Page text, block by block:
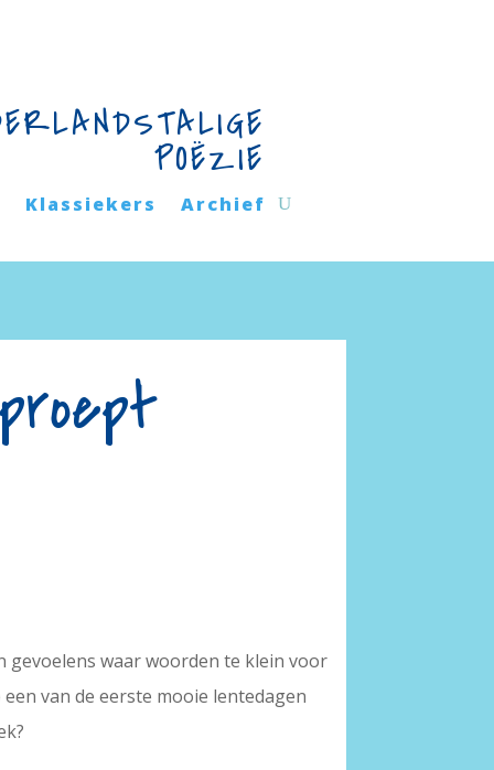
POËZIE
Klassiekers Archief
gevoelens waar woorden te klein voor
van de eerste mooie lentedagen